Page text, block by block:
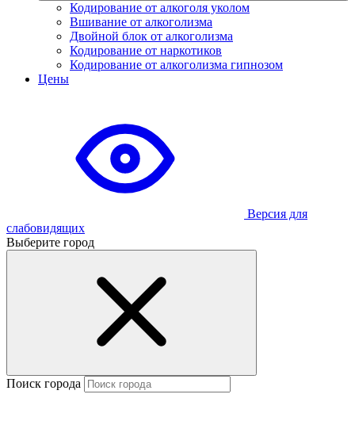
Кодирование от алкоголя уколом
Вшивание от алкоголизма
Двойной блок от алкоголизма
Кодирование от наркотиков
Кодирование от алкоголизма гипнозом
Цены
Версия для
слабовидящих
Выберите город
Поиск города